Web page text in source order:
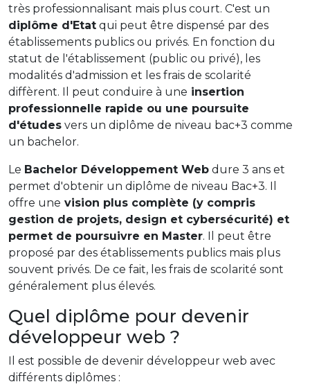
très professionnalisant mais plus court. C'est un
diplôme d'Etat qui peut être dispensé par des
établissements publics ou privés. En fonction du
statut de l'établissement (public ou privé), les
modalités d'admission et les frais de scolarité
diffèrent. Il peut conduire à une insertion
professionnelle rapide ou une poursuite
d'études vers un diplôme de niveau bac+3 comme
un bachelor.
Le Bachelor Développement Web dure 3 ans et
permet d'obtenir un diplôme de niveau Bac+3. Il
offre une vision plus complète (y compris
gestion de projets, design et cybersécurité) et
permet de poursuivre en Master. Il peut être
proposé par des établissements publics mais plus
souvent privés. De ce fait, les frais de scolarité sont
généralement plus élevés.
Quel diplôme pour devenir
développeur web ?
Il est possible de devenir développeur web avec
différents diplômes :